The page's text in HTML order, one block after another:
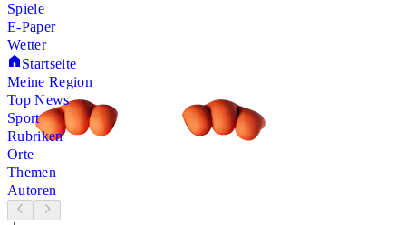
Spiele
E-Paper
Wetter
Startseite
Meine Region
Top News
Sport
Rubriken
Orte
Themen
Autoren